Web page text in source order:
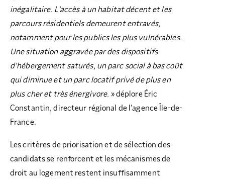
inégalitaire. L’accès à un habitat décent et les
parcours résidentiels demeurent entravés,
notamment pour les publics les plus vulnérables.
Une situation aggravée par des dispositifs
d’hébergement saturés, un parc social à bas coût
qui diminue et un parc locatif privé de plus en
plus cher et très énergivore. » déplore Éric
Constantin, directeur régional de l’agence Île-de-
France.
Les critères de priorisation et de sélection des
candidats se renforcent et les mécanismes de
droit au logement restent insuffisamment